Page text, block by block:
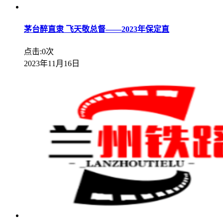
茅台醉直隶 飞天敬总督——2023年保定直
点击:0次
2023年11月16日